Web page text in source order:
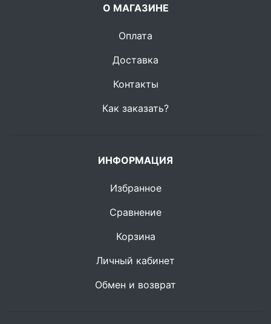
О МАГАЗИНЕ
Оплата
Доставка
Контакты
Как заказать?
ИНФОРМАЦИЯ
Избранное
Сравнение
Корзина
Личный кабинет
Обмен и возврат